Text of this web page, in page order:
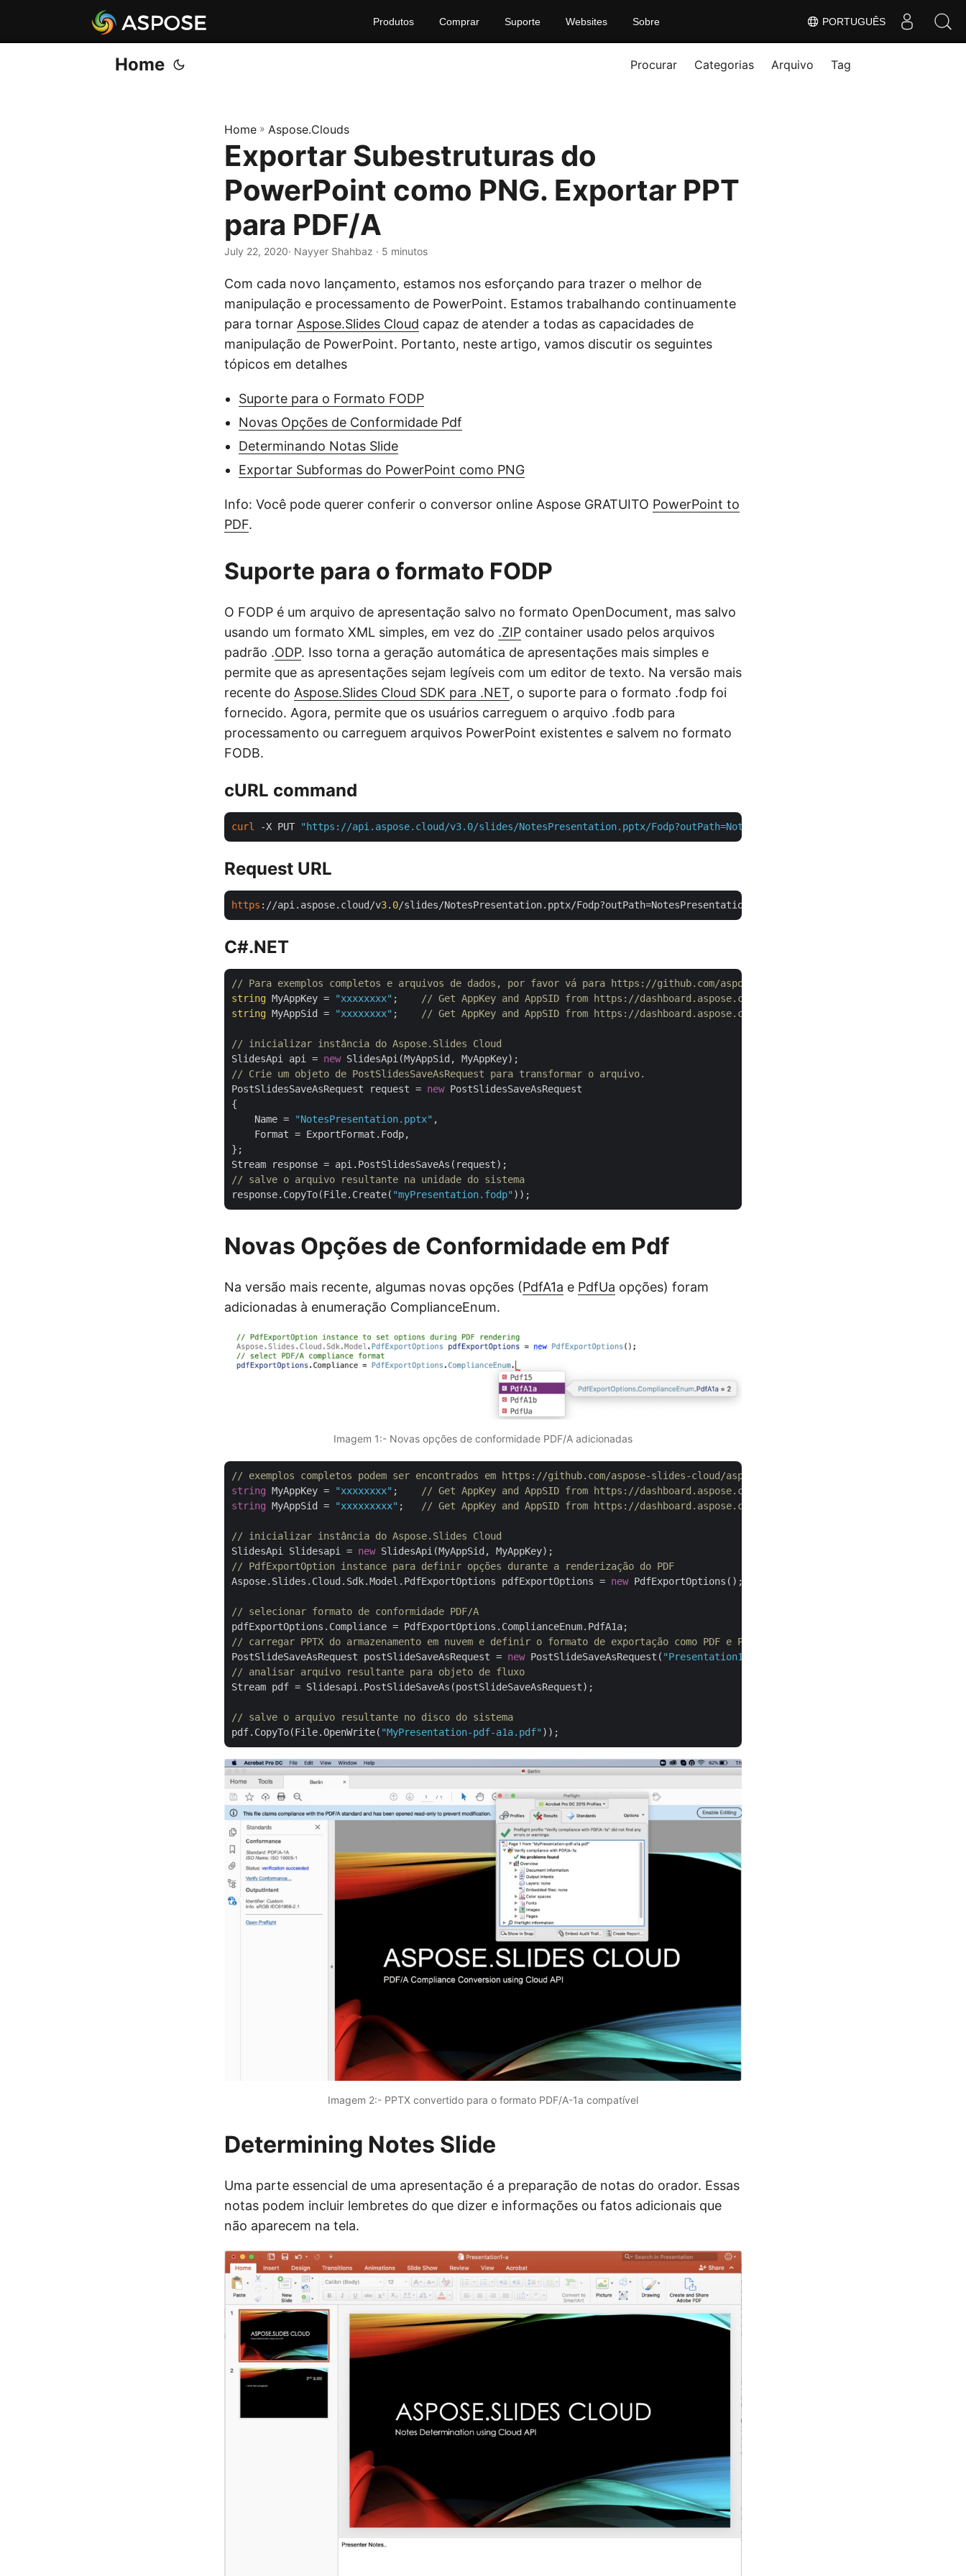
PORTUGUÊS
Produtos Comprar Suporte Websites Sobre
Home Procurar Categorias Arquivo Tag
Home » Aspose.Clouds
Exportar Subestruturas do
PowerPoint como PNG. Exportar PPT
para PDF/A
July 22, 2020· Nayyer Shahbaz · 5 minutos
Com cada novo lançamento, estamos nos esforçando para trazer o melhor de
manipulação e processamento de PowerPoint. Estamos trabalhando continuamente
para tornar Aspose.Slides Cloud capaz de atender a todas as capacidades de
manipulação de PowerPoint. Portanto, neste artigo, vamos discutir os seguintes
tópicos em detalhes
Suporte para o Formato FODP
Novas Opções de Conformidade Pdf
Determinando Notas Slide
Exportar Subformas do PowerPoint como PNG
Info: Você pode querer conferir o conversor online Aspose GRATUITO PowerPoint to
PDF.
Suporte para o formato FODP
O FODP é um arquivo de apresentação salvo no formato OpenDocument, mas salvo
usando um formato XML simples, em vez do .ZIP container usado pelos arquivos
padrão .ODP. Isso torna a geração automática de apresentações mais simples e
permite que as apresentações sejam legíveis com um editor de texto. Na versão mais
recente do Aspose.Slides Cloud SDK para .NET, o suporte para o formato .fodp foi
fornecido. Agora, permite que os usuários carreguem o arquivo .fodb para
processamento ou carreguem arquivos PowerPoint existentes e salvem no formato
FODB.
cURL command
curl -X PUT "https://api.aspose.cloud/v3.0/slides/NotesPresentation.pptx/Fodp?outPath=NotesPresentation.fodp"
Request URL
https ://api.aspose.cloud/v3. 0
C#.NET
// Para exemplos completos e arquivos de dados, por favor vá para https://github.com/aspose-slides-cloud/aspose-slides-cloud-
string MyAppKey = "xxxxxxxx" ;
// Get AppKey and AppSID from https://dashboard.aspose.cloud/
string MyAppSid = "xxxxxxxx" ; // Get AppKey and AppSID from https://dashboard.aspose.cloud/
// inicializar instância do Aspose.Slides Cloud
SlidesApi api = new
// Crie um objeto de PostSlidesSaveAsRequest para transformar o arquivo.
PostSlidesSaveAsRequest request = new PostSlidesSaveAsRequest
{
    Name =
"NotesPresentation.pptx" ,
    Format = ExportFormat.Fodp,
};
// salve o arquivo resultante na unidade do sistema
response.CopyTo(File.Create( "myPresentation.fodp"
Novas Opções de Conformidade em Pdf
Na versão mais recente, algumas novas opções (PdfA1a e PdfUa opções) foram
adicionadas à enumeração ComplianceEnum.
Imagem 1:- Novas opções de conformidade PDF/A adicionadas
// exemplos completos podem ser encontrados em https://github.com/aspose-slides-cloud/aspose-slides-cloud-dotnet
string MyAppKey = "xxxxxxxx" ;
// Get AppKey and AppSID from https://dashboard.aspose.cloud/
string MyAppSid = "xxxxxxxxx" ; // Get AppKey and AppSID from https://dashboard.aspose.cloud/
// inicializar instância do Aspose.Slides Cloud
SlidesApi Slidesapi = new
// PdfExportOption instance para definir opções durante a renderização do PDF
Aspose.Slides.Cloud.Sdk.Model.PdfExportOptions pdfExportOptions = new PdfExportOptions();
// selecionar formato de conformidade PDF/A
// carregar PPTX do armazenamento em nuvem e definir o formato de exportação como PDF e PdfExportOptions
PostSlideSaveAsRequest postSlideSaveAsRequest = new PostSlideSaveAsRequest( "Presentation1-a.pptx"
// analisar arquivo resultante para objeto de fluxo
Stream pdf = Slidesapi.PostSlideSaveAs(postSlideSaveAsRequest);
// salve o arquivo resultante no disco do sistema
pdf.CopyTo(File.OpenWrite( "MyPresentation-pdf-a1a.pdf"
Imagem 2:- PPTX convertido para o formato PDF/A-1a compatível
Determining Notes Slide
Uma parte essencial de uma apresentação é a preparação de notas do orador. Essas
notas podem incluir lembretes do que dizer e informações ou fatos adicionais que
não aparecem na tela.